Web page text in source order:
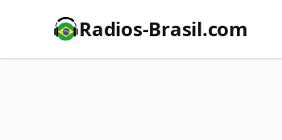
Radios-Brasil.com